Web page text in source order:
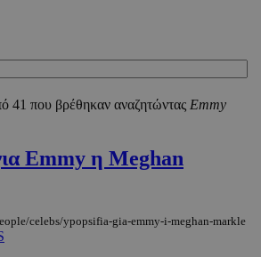
41 που βρέθηκαν αναζητώντας Emmy
Emmy η Meghan
celebs/ypopsifia-gia-emmy-i-meghan-markle